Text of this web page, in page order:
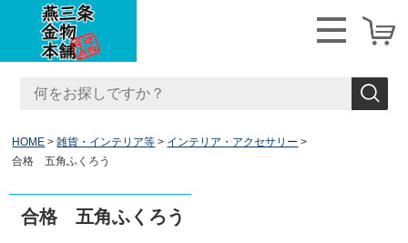
HOME 雑貨・インテリア等
インテリア・アクセサリー
合格 五角ふくろう
合格 五角ふくろう